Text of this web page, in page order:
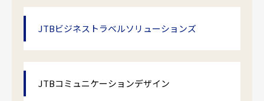
JTBビジネストラベルソリューションズ
JTBコミュニケーションデザイン